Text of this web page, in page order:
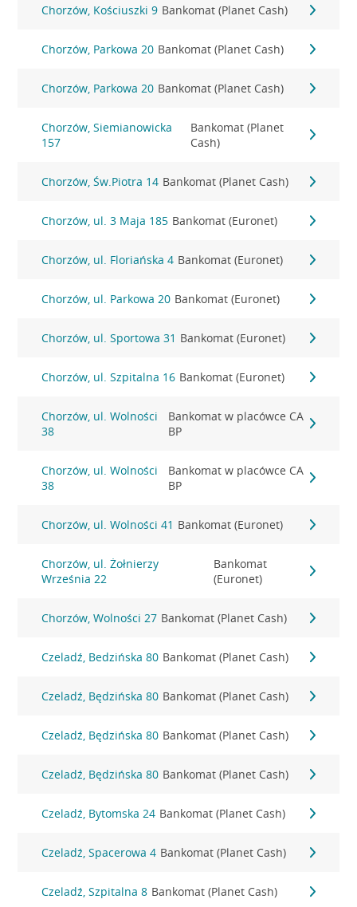
Chorzów, Kościuszki 9 Bankomat (Planet Cash)
Chorzów, Parkowa 20 Bankomat (Planet Cash)
Chorzów, Parkowa 20 Bankomat (Planet Cash)
Chorzów, Siemianowicka
157
Bankomat (Planet
Cash)
Chorzów, Św.Piotra 14 Bankomat (Planet Cash)
Chorzów, ul. 3 Maja 185 Bankomat (Euronet)
Chorzów, ul. Floriańska 4 Bankomat (Euronet)
Chorzów, ul. Parkowa 20 Bankomat (Euronet)
Chorzów, ul. Sportowa 31 Bankomat (Euronet)
Chorzów, ul. Szpitalna 16 Bankomat (Euronet)
Chorzów, ul. Wolności
38
Bankomat w placówce CA
BP
Chorzów, ul. Wolności
38
Bankomat w placówce CA
BP
Chorzów, ul. Wolności 41 Bankomat (Euronet)
Chorzów, ul. Żołnierzy
Września 22
Bankomat
(Euronet)
Chorzów, Wolności 27 Bankomat (Planet Cash)
Czeladź, Bedzińska 80 Bankomat (Planet Cash)
Czeladź, Będzińska 80 Bankomat (Planet Cash)
Czeladź, Będzińska 80 Bankomat (Planet Cash)
Czeladź, Będzińska 80 Bankomat (Planet Cash)
Czeladź, Bytomska 24 Bankomat (Planet Cash)
Czeladź, Spacerowa 4 Bankomat (Planet Cash)
Czeladź, Szpitalna 8 Bankomat (Planet Cash)